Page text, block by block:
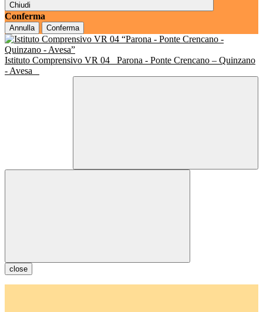
Chiudi
Conferma
Annulla Conferma
Istituto Comprensivo VR 04
Parona - Ponte Crencano – Quinzano
- Avesa
close